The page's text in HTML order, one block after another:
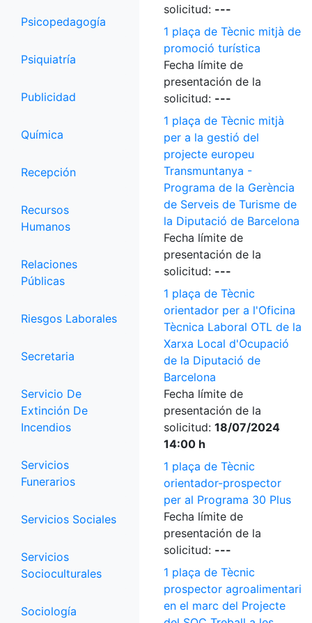
Psicopedagogía
Psiquiatría
Publicidad
Química
Recepción
Recursos
Humanos
Relaciones
Públicas
Riesgos Laborales
Secretaria
Servicio De
Extinción De
Incendios
Servicios
Funerarios
Servicios Sociales
Servicios
Socioculturales
Sociología
solicitud: ---
1 plaça de Tècnic mitjà de
promoció turística
Fecha límite de
presentación de la
solicitud: ---
1 plaça de Tècnic mitjà
per a la gestió del
projecte europeu
Transmuntanya -
Programa de la Gerència
de Serveis de Turisme de
la Diputació de Barcelona
Fecha límite de
presentación de la
solicitud: ---
1 plaça de Tècnic
orientador per a l'Oficina
Tècnica Laboral OTL de la
Xarxa Local d'Ocupació
de la Diputació de
Barcelona
Fecha límite de
presentación de la
solicitud: 18/07/2024
14:00 h
1 plaça de Tècnic
orientador-prospector
per al Programa 30 Plus
Fecha límite de
presentación de la
solicitud: ---
1 plaça de Tècnic
prospector agroalimentari
en el marc del Projecte